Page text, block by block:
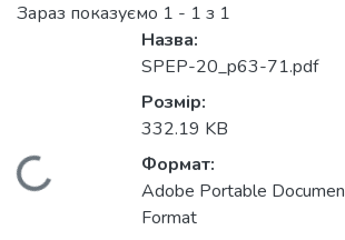
Зараз показуємо 1 - 1 з 1
Назва:
SPEP-20_p63-71.pdf
Розмір:
332.19 KB
Формат:
Adobe Portable
Format